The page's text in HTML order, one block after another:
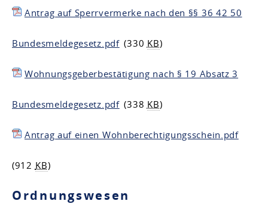
Antrag auf Sperrvermerke nach den §§ 36 42 50
Bundesmeldegesetz.pdf (330 KB)
Wohnungsgeberbestätigung nach § 19 Absatz 3
Bundesmeldegesetz.pdf (338 KB)
Antrag auf einen Wohnberechtigungsschein.pdf
(912 KB)
Ordnungswesen